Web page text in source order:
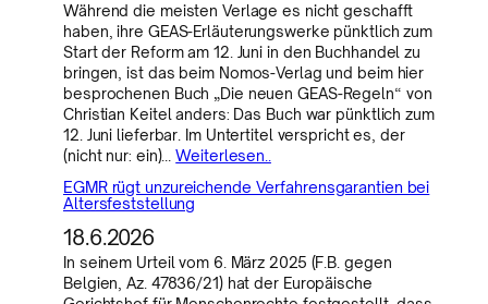
Während die meisten Verlage es nicht geschafft
haben, ihre GEAS-Erläuterungswerke pünktlich zum
Start der Reform am 12. Juni in den Buchhandel zu
bringen, ist das beim Nomos-Verlag und beim hier
besprochenen Buch „Die neuen GEAS-Regeln“ von
Christian Keitel anders: Das Buch war pünktlich zum
12. Juni lieferbar. Im Untertitel verspricht es, der
(nicht nur: ein)…Weiterlesen..
EGMR rügt unzureichende Verfahrensgarantien bei
Altersfeststellung
18.6.2026
In seinem Urteil vom 6. März 2025 (F.B. gegen
Belgien, Az. 47836/21) hat der Europäische